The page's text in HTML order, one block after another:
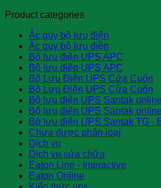
Product categories
Ắc quy bộ lưu điện
Ắc quy bộ lưu điện
Bộ lưu điện UPS APC
Bộ lưu điện UPS APC
Bộ Lưu Điện UPS Cửa Cuốn
Bộ Lưu Điện UPS Cửa Cuốn
Bộ lưu điện UPS Santak
Bộ lưu điện UPS Santak
Bộ lưu điện UPS Santak TG -
Chưa được phân loại
Dịch vụ
Dịch vụ sửa chữa
Eaton Line - Interactive
Eaton Online